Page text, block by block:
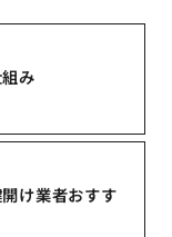
み
け業者おすす